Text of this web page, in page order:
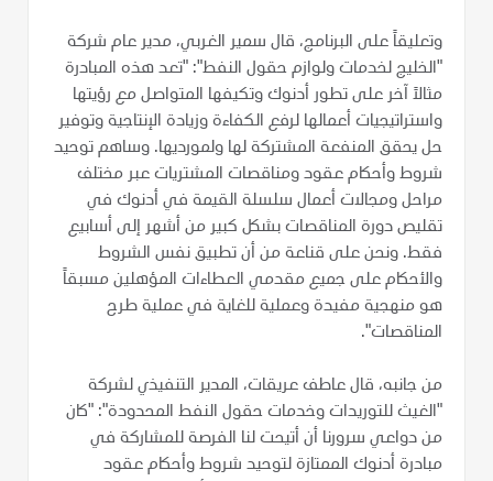
وتعليقاً على البرنامج، قال سمير الغربي، مدير عام شركة
"الخليج لخدمات ولوازم حقول النفط": "تعد هذه المبادرة
مثالاً آخر على تطور أدنوك وتكيفها المتواصل مع رؤيتها
واستراتيجيات أعمالها لرفع الكفاءة وزيادة الإنتاجية وتوفير
حل يحقق المنفعة المشتركة لها ولمورديها. وساهم توحيد
شروط وأحكام عقود ومناقصات المشتريات عبر مختلف
مراحل ومجالات أعمال سلسلة القيمة في أدنوك في
تقليص دورة المناقصات بشكل كبير من أشهر إلى أسابيع
فقط. ونحن على قناعة من أن تطبيق نفس الشروط
والأحكام على جميع مقدمي العطاءات المؤهلين مسبقاً
هو منهجية مفيدة وعملية للغاية في عملية طرح
المناقصات".
من جانبه، قال عاطف عريقات، المدير التنفيذي لشركة
"الغيث للتوريدات وخدمات حقول النفط المحدودة": "كان
من دواعي سرورنا أن أتيحت لنا الفرصة للمشاركة في
مبادرة أدنوك الممتازة لتوحيد شروط وأحكام عقود